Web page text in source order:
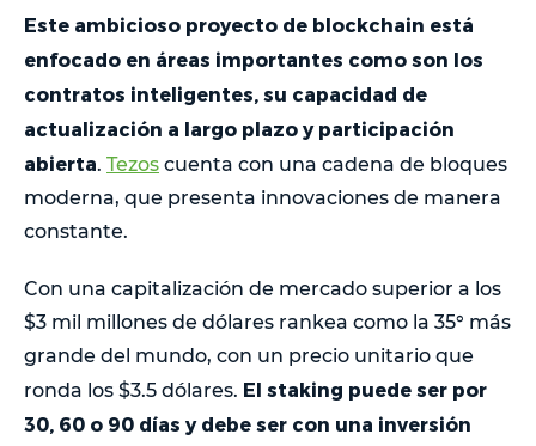
Este ambicioso proyecto de blockchain está
enfocado en áreas importantes como son los
contratos inteligentes, su capacidad de
actualización a largo plazo y participación
abierta. Tezos cuenta con una cadena de bloques
moderna, que presenta innovaciones de manera
constante.
Con una capitalización de mercado superior a los
$3 mil millones de dólares rankea como la 35° más
grande del mundo, con un precio unitario que
ronda los $3.5 dólares. El staking puede ser por
30, 60 o 90 días y debe ser con una inversión